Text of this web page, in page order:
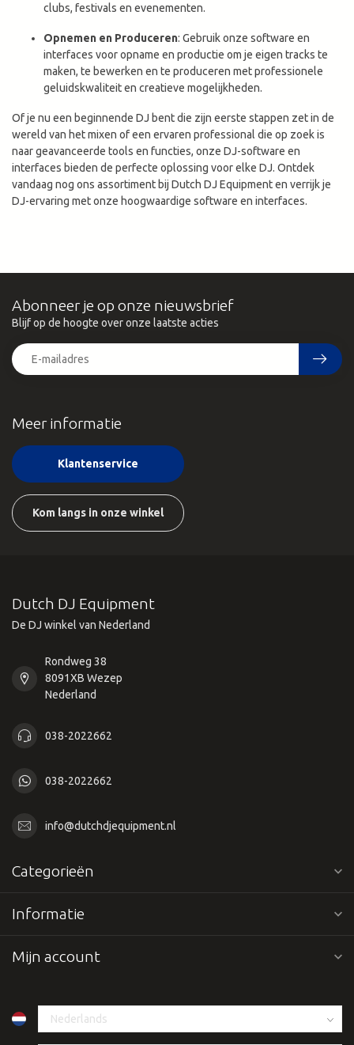
clubs, festivals en evenementen.
Opnemen en Produceren: Gebruik onze software en
interfaces voor opname en productie om je eigen tracks te
maken, te bewerken en te produceren met professionele
geluidskwaliteit en creatieve mogelijkheden.
Of je nu een beginnende DJ bent die zijn eerste stappen zet in de
wereld van het mixen of een ervaren professional die op zoek is
naar geavanceerde tools en functies, onze DJ-software en
interfaces bieden de perfecte oplossing voor elke DJ. Ontdek
vandaag nog ons assortiment bij Dutch DJ Equipment en verrijk je
DJ-ervaring met onze hoogwaardige software en interfaces.
Meer informatie
Klantenservice
Kom langs in onze winkel
Abonneer je op onze nieuwsbrief
Blijf op de hoogte over onze laatste acties
Dutch DJ Equipment
De DJ winkel van Nederland
Rondweg 38
8091XB Wezep
Nederland
038-2022662
038-2022662
info@dutchdjequipment.nl
Categorieën
Informatie
Mijn account